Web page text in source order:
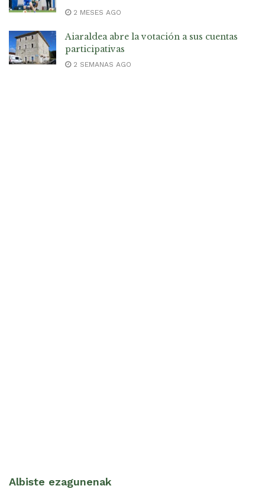
2 MESES AGO
Aiaraldea abre la votación a sus cuentas
participativas
2 SEMANAS AGO
Albiste ezagunenak